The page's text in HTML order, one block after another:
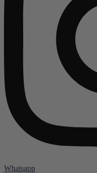
Whatsapp